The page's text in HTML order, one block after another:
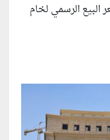
البيع الرسمي لخام